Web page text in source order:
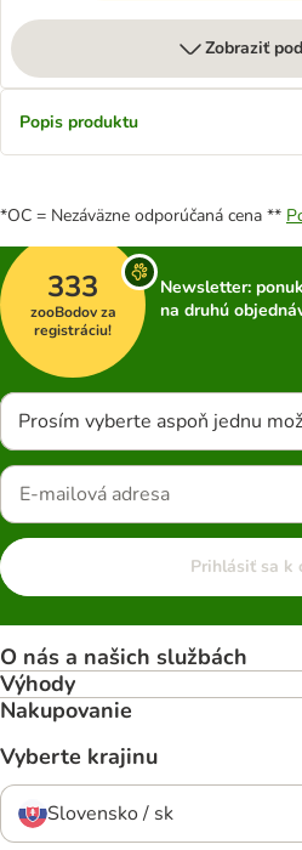
Zobraziť
Popis produktu
*OC = Nezáväzne odporúčaná cena **
333
zooBodov za
registráciu!
Newsletter:
na druhú
Prosím vyberte aspoň jednu
Prihlásiť sa k
O nás a našich službách
Výhody
Nakupovanie
Vyberte krajinu
Slovensko / sk